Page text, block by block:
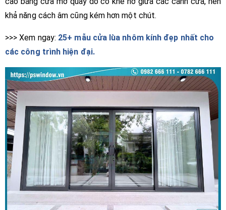
khả năng cách âm cũng kém hơn một chút.
>>> Xem ngay: 25+ mẫu cửa lùa nhôm kính đẹp nhất cho
các công trình hiện đại.